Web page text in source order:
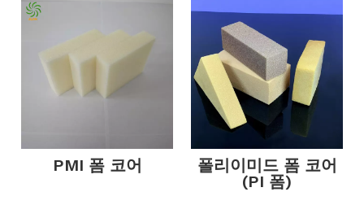
PMI 폼 코어
폴리이미드 폼 코어
(PI 폼)